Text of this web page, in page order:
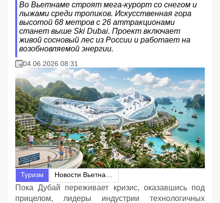
Во Вьетнаме строят мега-курорт со снегом и
лыжами среди тропиков. Искусственная гора
высотой 68 метров с 26 аттракционами
станет выше Ski Dubai. Проект включает
живой сосновый лес из России и работает на
возобновляемой энергии.
04.06.2026 08:31
Туризм
Пока Дубай переживает кризис, оказавшись под
прицелом, лидеры индустрии технологичных